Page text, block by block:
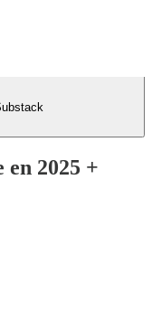
2025 +